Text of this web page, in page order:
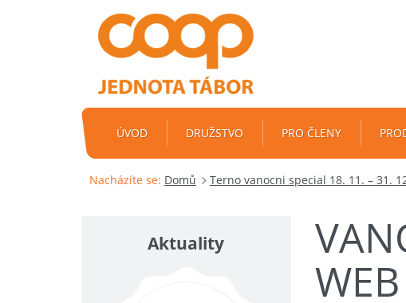
ÚVOD DRUŽSTVO PRO ČLENY
Nacházíte se: Domů Terno vanocni special 18. 11. – 31.
WEB
Aktuality